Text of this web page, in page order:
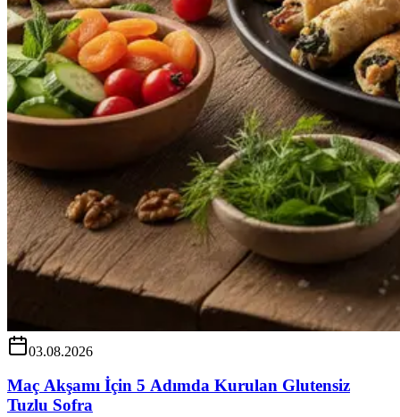
03.08.2026
Maç Akşamı İçin 5 Adımda Kurulan Glutensiz
Tuzlu Sofra